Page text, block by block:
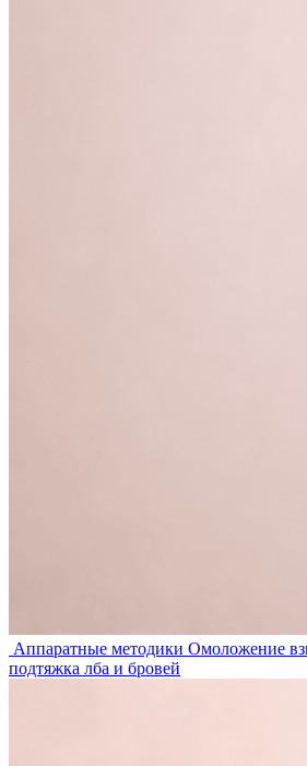
Аппаратные методики Омоложение
подтяжка лба и бровей